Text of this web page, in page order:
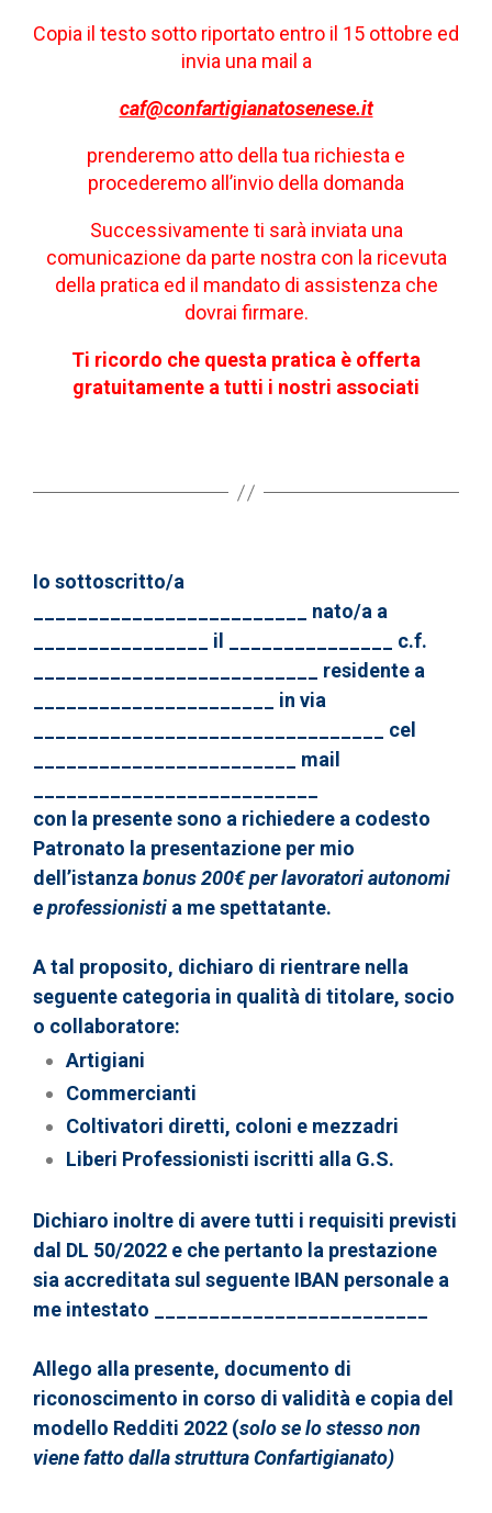
Copia il testo sotto riportato entro il 15 ottobre ed
invia una mail a
caf@confartigianatosenese.it
prenderemo atto della tua richiesta e
procederemo all’invio della domanda
Successivamente ti sarà inviata una
comunicazione da parte nostra con la ricevuta
della pratica ed il mandato di assistenza che
dovrai firmare.
Ti ricordo che questa pratica è offerta
gratuitamente a tutti i nostri associati
Io sottoscritto/a
_________________________ nato/a a
________________ il _______________ c.f.
__________________________ residente a
______________________ in via
________________________________ cel
________________________ mail
con la presente sono a richiedere a codesto
Patronato la presentazione per mio
dell’istanzabonus 200€ per lavoratori autonomi
e professionisti a me spettatante.
A tal proposito, dichiaro di rientrare nella
seguente categoria in qualità di titolare, socio
o collaboratore:
Artigiani
Commercianti
Coltivatori diretti, coloni e mezzadri
Liberi Professionisti iscritti alla G.S.
Dichiaro inoltre di avere tutti i requisiti previsti
dal DL 50/2022 e che pertanto la prestazione
sia accreditata sul seguente IBAN personale a
me intestato _________________________
Allego alla presente, documento di
riconoscimento in corso di validità e copia del
modello Redditi 2022 (solo se lo stesso non
viene fatto dalla struttura Confartigianato)